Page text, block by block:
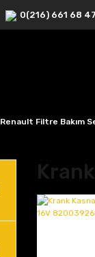
0(216) 661 68 47
Renault Filtre Bakım